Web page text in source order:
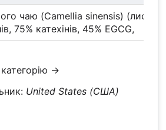
чаю (Camellia sinensis) (листя)
75% катехінів, 45% EGCG,
→
United States (США)